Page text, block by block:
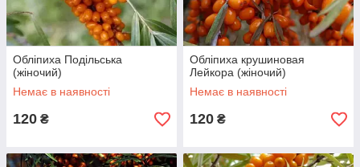
Обліпиха Подільська
(жіночий)
Немає в наявності
120 ₴
Обліпиха крушиновая
Лейкора (жіночий)
Немає в наявності
120 ₴